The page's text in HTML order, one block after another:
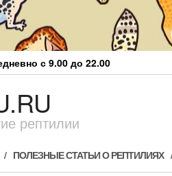
с 9.00 до 22.00
рептилии
ПОЛЕЗНЫЕ СТАТЬИ О РЕПТИЛИЯХ